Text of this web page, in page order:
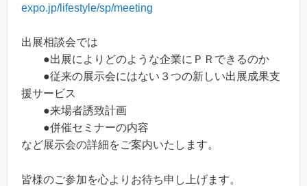
expo.jp/lifestyle/sp/meeting
出展相談会では
●出展によりどのような企業にＰＲできるのか
●従来の展示会にはない３つの新しい出展成果支
援サービス
●来場者誘致計画
●併催セミナーの内容
など展示会の詳細をご案内いたします。
皆様のご参加を心よりお待ち申し上げます。